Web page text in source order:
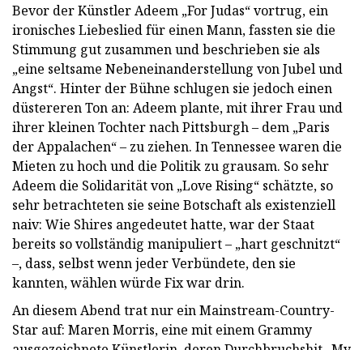
Bevor der Künstler Adeem „For Judas“ vortrug, ein
ironisches Liebeslied für einen Mann, fassten sie die
Stimmung gut zusammen und beschrieben sie als
„eine seltsame Nebeneinanderstellung von Jubel und
Angst“. Hinter der Bühne schlugen sie jedoch einen
düstereren Ton an: Adeem plante, mit ihrer Frau und
ihrer kleinen Tochter nach Pittsburgh – dem „Paris
der Appalachen“ – zu ziehen. In Tennessee waren die
Mieten zu hoch und die Politik zu grausam. So sehr
Adeem die Solidarität von „Love Rising“ schätzte, so
sehr betrachteten sie seine Botschaft als existenziell
naiv: Wie Shires angedeutet hatte, war der Staat
bereits so vollständig manipuliert – „hart geschnitzt“
–, dass, selbst wenn jeder Verbündete, den sie
kannten, wählen würde Fix war drin.
An diesem Abend trat nur ein Mainstream-Country-
Star auf: Maren Morris, eine mit einem Grammy